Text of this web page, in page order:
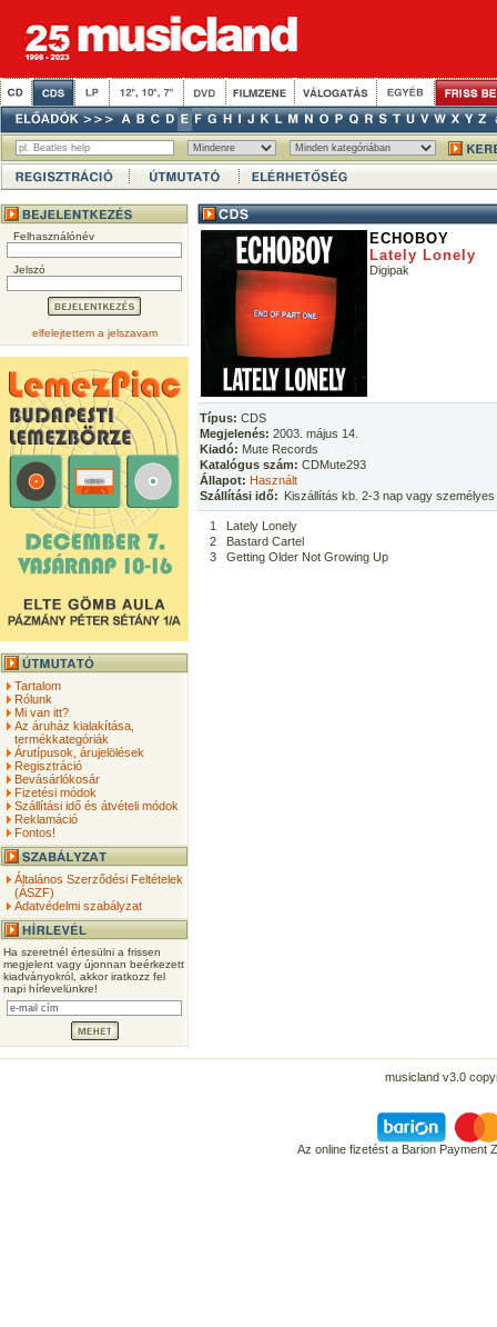
Felhasználónév
Jelszó
elfelejtettem a jelszavam
Tartalom
Rólunk
Mi van itt?
Az áruház kialakítása,
termékkategóriák
Árutípusok, árujelölések
Regisztráció
Bevásárlókosár
Fizetési módok
Szállítási idő és átvételi módok
Reklamáció
Fontos!
Általános Szerződési Feltételek
(ÁSZF)
Adatvédelmi szabályzat
Ha szeretnél értesülni a frissen
megjelent vagy újonnan beérkezett
kiadványokról, akkor iratkozz fel
napi hírlevelünkre!
ECHOBOY
Lately Lonely
Digipak
Típus: CDS
Megjelenés: 2003. május 14.
Kiadó: Mute Records
Katalógus szám: CDMute293
Állapot: Használt
Szállítási idő: Kiszállítás kb. 2-3 nap vagy
1
Lately Lonely
2
Bastard Cartel
3
Getting Older Not Growing Up
musicland v3.0
Az online fizetést a Barion Payment